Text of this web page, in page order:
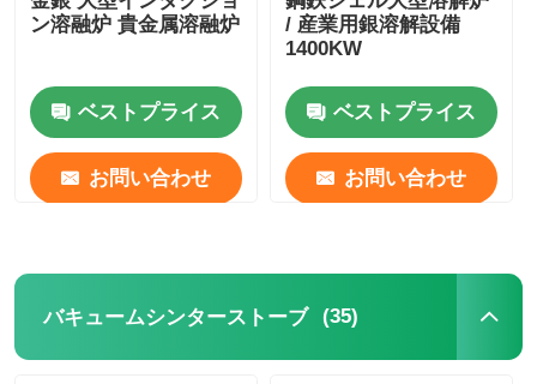
ン溶融炉 貴金属溶融炉
ベストプライス
お問い合わせ
/ 産業用銀溶解設備
1400KW
ベストプライス
お問い合わせ
バキュームシンターストーブ (35)